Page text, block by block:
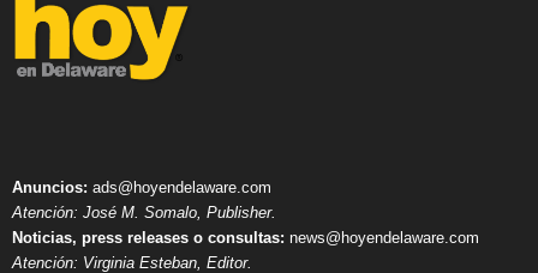
Anuncios: ads@hoyendelaware.com
Atención: José M. Somalo, Publisher.
Noticias, press releases o consultas: news@hoyendelaware.com
Atención: Virginia Esteban, Editor.